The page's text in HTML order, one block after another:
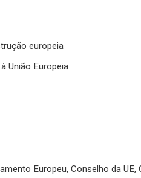
europeia
União Europeia
Europeu, Conselho da UE,